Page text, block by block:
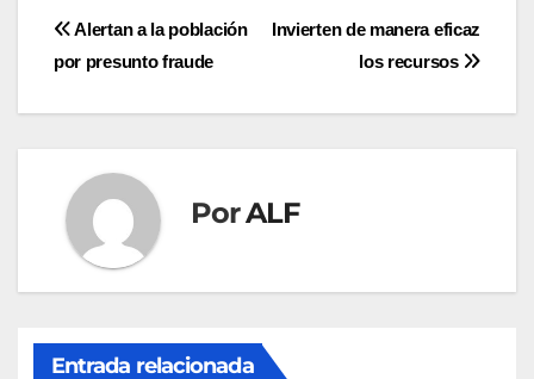
Navegación
de
Invierten de manera eficaz
los recursos
Alertan a la población
por presunto fraude
PorALF
Entrada relacionada